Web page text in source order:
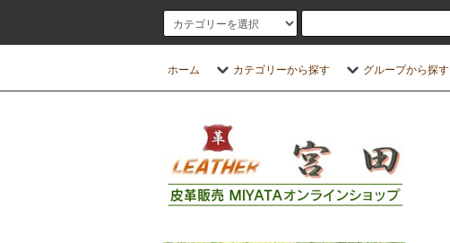
ホーム カテゴリーから探す グループから探す